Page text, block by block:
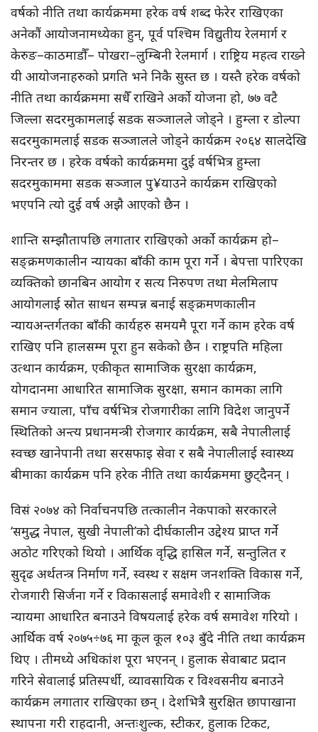
वर्षको नीति तथा कार्यक्रममा हरेक वर्ष शब्द फेरेर राखिएका
अनेकौं आयोजनामध्येका हुन्, पूर्व पश्चिम विद्युतीय रेलमार्ग र
केरुङ–काठमाडौँ– पोखरा–लुम्बिनी रेलमार्ग । राष्ट्रिय महत्व राख्ने
यी आयोजनाहरुको प्रगति भने निकै सुस्त छ । यस्तै हरेक वर्षको
नीति तथा कार्यक्रममा सधैँ राखिने अर्को योजना हो, ७७ वटै
जिल्ला सदरमुकामलाई सडक सञ्जालले जोड्ने । हुम्ला र डोल्पा
सदरमुकामलाई सडक सञ्जालले जोड्ने कार्यक्रम २०६४ सालदेखि
निरन्तर छ । हरेक वर्षको कार्यक्रममा दुई वर्षभित्र हुम्ला
सदरमुकाममा सडक सञ्जाल पु¥याउने कार्यक्रम राखिएको
भएपनि त्यो दुई वर्ष अझै आएको छैन ।
शान्ति सम्झौतापछि लगातार राखिएको अर्को कार्यक्रम हो–
सङ्क्रमणकालीन न्यायका बाँकी काम पूरा गर्ने । बेपत्ता पारिएका
व्यक्तिको छानबिन आयोग र सत्य निरुपण तथा मेलमिलाप
आयोगलाई स्रोत साधन सम्पन्न बनाई सङ्क्रमणकालीन
न्यायअन्तर्गतका बाँकी कार्यहरु समयमै पूरा गर्ने काम हरेक वर्ष
राखिए पनि हालसम्म पूरा हुन सकेको छैन । राष्ट्रपति महिला
उत्थान कार्यक्रम, एकीकृत सामाजिक सुरक्षा कार्यक्रम,
योगदानमा आधारित सामाजिक सुरक्षा, समान कामका लागि
समान ज्याला, पाँच वर्षभित्र रोजगारीका लागि विदेश जानुपर्ने
स्थितिको अन्त्य प्रधानमन्त्री रोजगार कार्यक्रम, सबै नेपालीलाई
स्वच्छ खानेपानी तथा सरसफाइ सेवा र सबै नेपालीलाई स्वास्थ्य
बीमाका कार्यक्रम पनि हरेक नीति तथा कार्यक्रममा छुट्दैनन् ।
विसं २०७४ को निर्वाचनपछि तत्कालीन नेकपाको सरकारले
‘समुद्ध नेपाल, सुखी नेपाली’को दीर्घकालीन उद्देश्य प्राप्त गर्ने
अठोट गरिएको थियो । आर्थिक वृद्धि हासिल गर्ने, सन्तुलित र
सुदृढ अर्थतन्त्र निर्माण गर्ने, स्वस्थ र सक्षम जनशक्ति विकास गर्ने,
रोजगारी सिर्जना गर्ने र विकासलाई समावेशी र सामाजिक
न्यायमा आधारित बनाउने विषयलाई हरेक वर्ष समावेश गरियो ।
आर्थिक वर्ष २०७५÷७६ मा कूल कूल १०३ बुँदे नीति तथा कार्यक्रम
थिए । तीमध्ये अधिकांश पूरा भएनन् । हुलाक सेवाबाट प्रदान
गरिने सेवालाई प्रतिस्पर्धी, व्यावसायिक र विश्वसनीय बनाउने
कार्यक्रम लगातार राखिएका छन् । देशभित्रै सुरक्षित छापाखाना
स्थापना गरी राहदानी, अन्तःशुल्क, स्टीकर, हुलाक टिकट,